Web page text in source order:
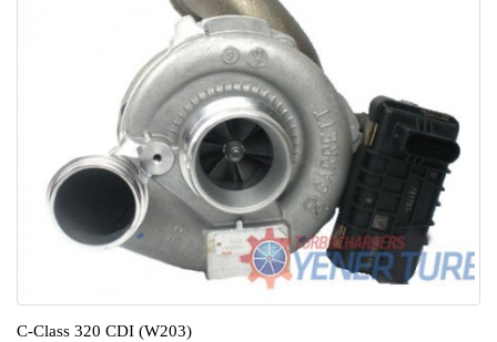
C-Class 320 CDI (W203)